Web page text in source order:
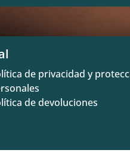
de privacidad y
de devoluciones